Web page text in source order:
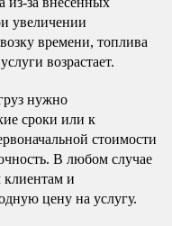
увеличении
времени, топлива
возрастает.
нужно
сроки или к
стоимости
В любом случае
и
цену на услугу.